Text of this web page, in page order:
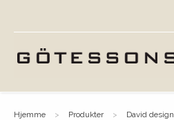
hjemme produkter david design